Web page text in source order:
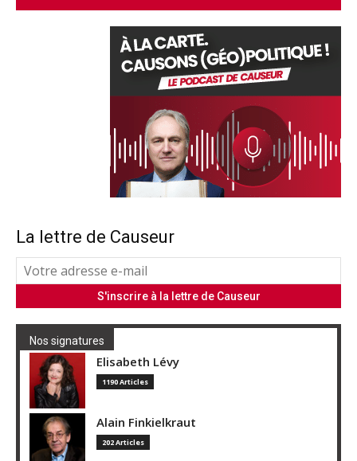
La lettre de Causeur
Nos signatures
Elisabeth Lévy
1190 Articles
Alain Finkielkraut
202 Articles